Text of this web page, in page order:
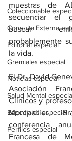
Coleccionable
Consulta Externa
Editorial especial
Gremiales especial
Noticias especial
Salud Mental
Especiales especial
Perfiles especial
muestras de
secuenciar el
buscar
probablemente
la vida.
El Dr. David
Asociación
Clínicos y
Montpellier,
conferencia
Francesa de